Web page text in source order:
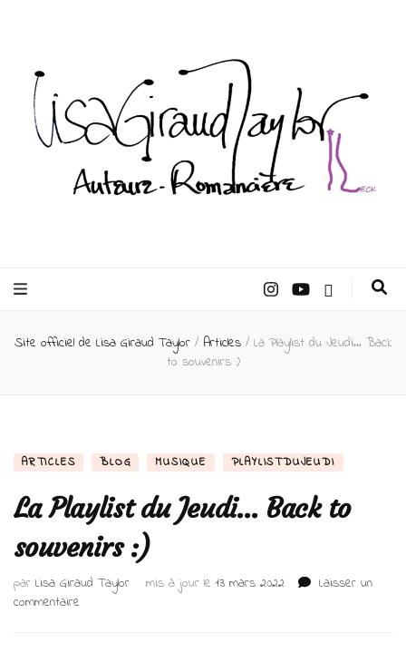
Taylor –
Auteur
Site officiel de Lisa Giraud Taylor / Articles / La Playlist du Jeudi… Back
to souvenirs :)
ARTICLES BLOG MUSIQUE PLAYLISTDUJEUDI
La Playlist du Jeudi… Back to
souvenirs :)
par Lisa Giraud Taylor mis à jour le 13 mars 2022
Laisser un
commentaire